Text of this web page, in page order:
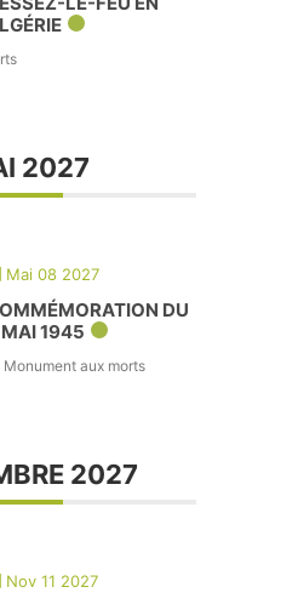
2027
Mai 08 2027
DU
1945
Monument aux morts
2027
Nov 11 2027